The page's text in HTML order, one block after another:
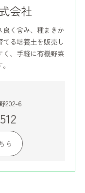
会社
く含み、種まきか
る培養土を販売し
く、手軽に有機野菜
202-6
ら